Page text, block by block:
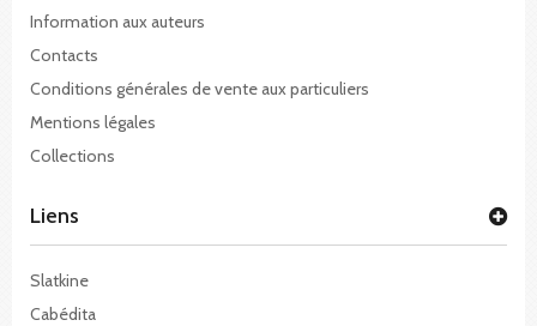
Information aux auteurs
Contacts
Conditions générales de vente aux particuliers
Mentions légales
Collections
Liens
Slatkine
Cabédita